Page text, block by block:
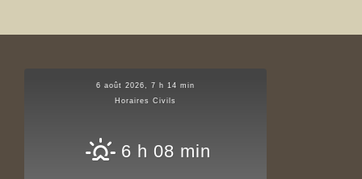
6 août 2026, 7 h 14 min
Horaires Civils
6 h 08 min